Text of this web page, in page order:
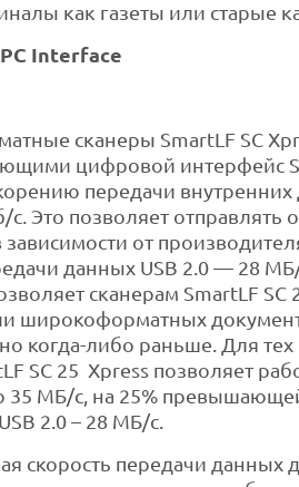
как газеты или старые
Interface
сканеры SmartLF SC
цифровой интерфейс
передачи
с. Это позволяет
от
данных USB 2.0 — 28
сканерам SmartLF
широкоформатных
когда-либо раньше. Для
SC 25 Xpress позволяет
35 МБ/с, на 25%
2.0 – 28 МБ/с.
скорость передачи данных